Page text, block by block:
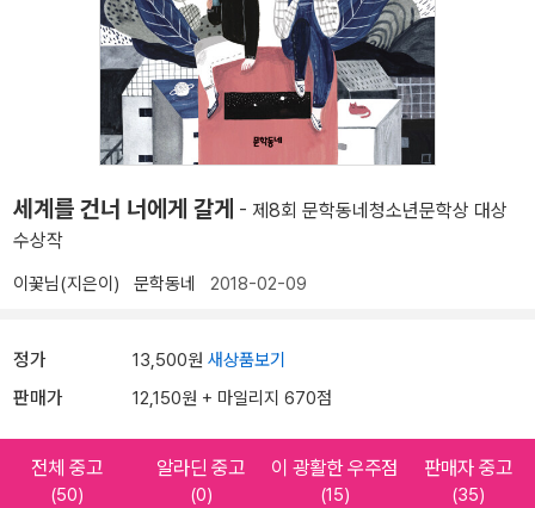
세계를 건너 너에게 갈게 - 제8회 문학동네청소년문학상 대상
수상작
이꽃님(지은이) 문학동네 2018-02-09
정가 13,500원 새상품보기
판매가 12,150원 + 마일리지 670점
전체 중고
(50)
알라딘 중고
(0)
이 광활한 우주점
(15)
판매자 중고
(35)